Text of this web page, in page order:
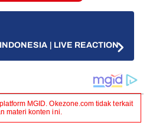
| LIVE REACTION